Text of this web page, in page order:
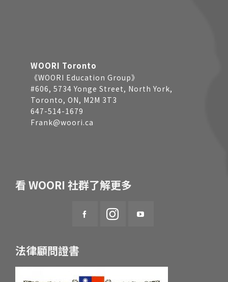
WOORI Toronto
《WOORI Education Group》
#606, 5734 Yonge Street, North York,
Toronto, ON, M2M 3T3
647-514-1679
Frank@woori.ca
看 WOORI 社群了解更多
法律顧問證書